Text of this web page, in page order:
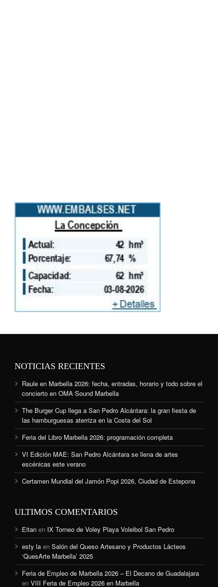
NOTICIAS RECIENTES
Raule en Marbella 2026: fecha, entradas, horario y todo sobre el
concierto en OMA Sound Marbella
The Burger Cup llega a San Pedro Alcántara: la gran fiesta de
las hamburguesas aterriza en la Costa del Sol
Feria del Libro Marbella 2026: programación completa
VI Edición MAE: San Pedro Alcántara se llena de artes
escénicas este verano
Certamen Mundial del Jamón Popi 2026, Ciudad de Estepona
ULTIMOS COMENTARIOS
Eitan en IX Torneo de Voley Playa Voleibol San Pedro
esty la en Salón del Queso Artesano y Productos Lácteos
‘QuesArte Marbella’ 2025
Feria de Empleo de Marbella 2026 – El Decano de Guadalajara
en VIII Feria de Empleo 2026 en Marbella